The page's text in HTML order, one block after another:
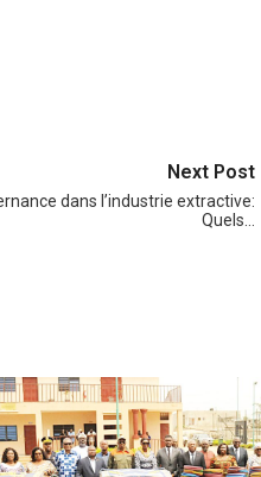
Next Post
dans l’industrie extractive:
Quels…